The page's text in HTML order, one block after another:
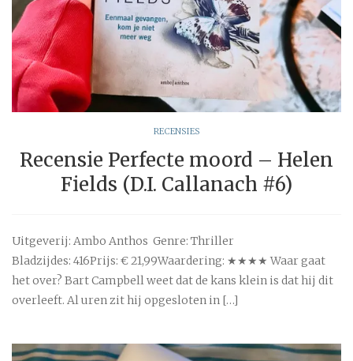
RECENSIES
Recensie Perfecte moord – Helen
Fields (D.I. Callanach #6)
Uitgeverij: Ambo Anthos Genre: Thriller
Bladzijdes: 416Prijs: € 21,99Waardering: ★★★★ Waar gaat
het over? Bart Campbell weet dat de kans klein is dat hij dit
overleeft. Al uren zit hij opgesloten in […]